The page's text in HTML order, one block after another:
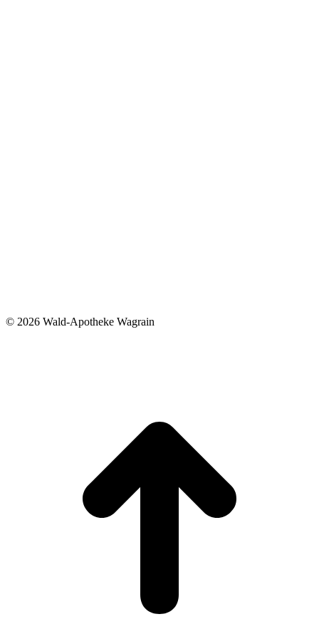
© 2026 Wald-Apotheke Wagrain